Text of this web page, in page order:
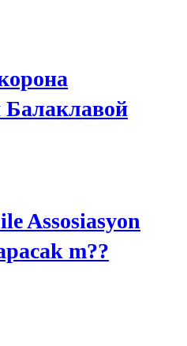
Балаклавой
Assosiasyon
m??